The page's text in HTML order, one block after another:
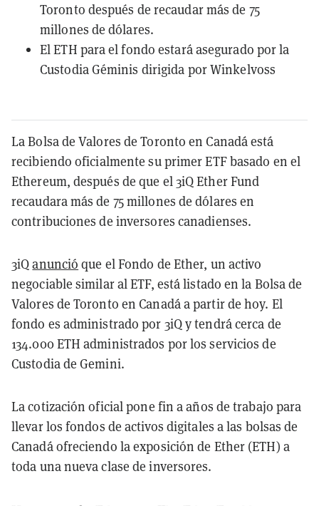
Toronto después de recaudar más de 75
millones de dólares.
El ETH para el fondo estará asegurado por la
Custodia Géminis dirigida por Winkelvoss
La Bolsa de Valores de Toronto en Canadá está
recibiendo oficialmente su primer ETF basado en el
Ethereum, después de que el 3iQ Ether Fund
recaudara más de 75 millones de dólares en
contribuciones de inversores canadienses.
3iQanunció que el Fondo de Ether, un activo
negociable similar al ETF, está listado en la Bolsa de
Valores de Toronto en Canadá a partir de hoy. El
fondo es administrado por 3iQ y tendrá cerca de
134.000 ETH administrados por los servicios de
Custodia de Gemini.
La cotización oficial pone fin a años de trabajo para
llevar los fondos de activos digitales a las bolsas de
Canadá ofreciendo la exposición de Ether (ETH) a
toda una nueva clase de inversores.